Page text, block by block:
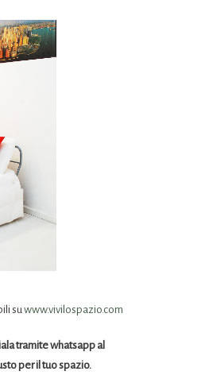
suwww.vivilospazio.com
tramite whatsapp al
per il tuo spazio.